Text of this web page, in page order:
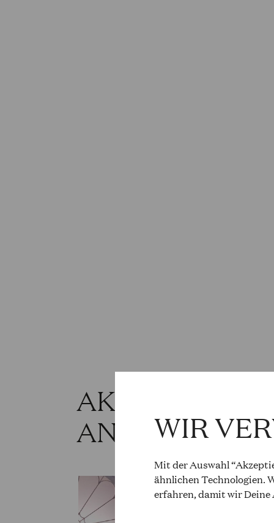
WIR
Mit der Auswahl
ähnlichen Technologien.
erfahren, damit wir
AKTUELLE
ANNIKA